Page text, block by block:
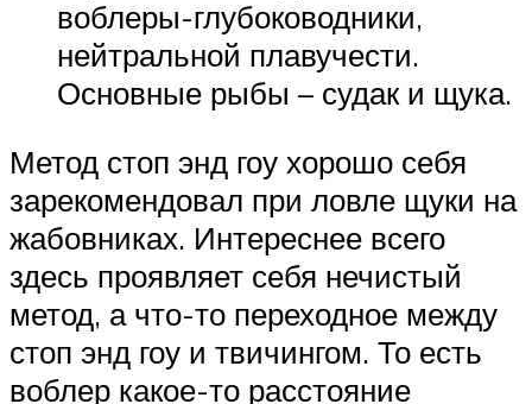
воблеры-глубоководники,
нейтральной плавучести.
Основные рыбы – судак и щука.
Метод стоп энд гоу хорошо себя
зарекомендовал при ловле щуки на
жабовниках. Интереснее всего
здесь проявляет себя нечистый
метод, а что-то переходное между
стоп энд гоу и твичингом. То есть
воблер какое-то расстояние